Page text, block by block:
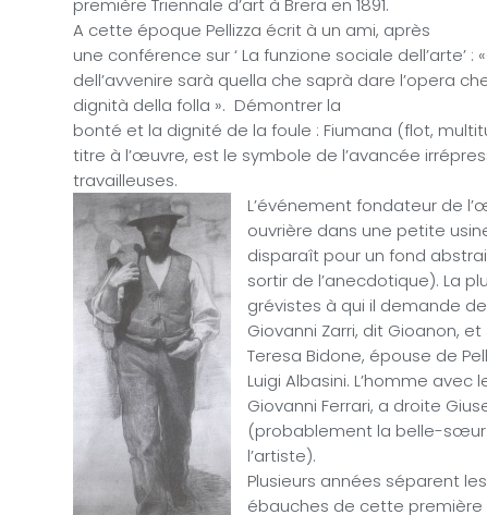
première Triennale d’art à Brera en 1891.
A cette époque Pellizza écrit à un ami, après
une conférence sur ‘ La funzione sociale dell’arte’ :
dell’avvenire sarà quella che saprà dare l’opera
dignità della folla ». Démontrer la
bonté et la dignité de la foule : Fiumana (flot,
titre à l’œuvre, est le symbole de l’avancée
travailleuses.
L’événement fondateur de
ouvrière dans une petite
disparaît pour un fond
sortir de l’anecdotique). La
grévistes à qui il demande
Giovanni Zarri, dit Gioanon,
Teresa Bidone, épouse de
Luigi Albasini. L’homme
Giovanni Ferrari, a droite
(probablement la belle-
l’artiste).
Plusieurs années séparent
ébauches de cette première